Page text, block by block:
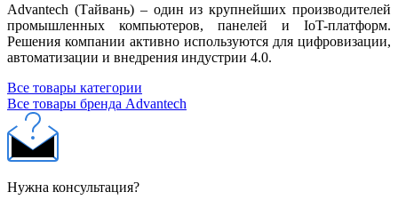
Advantech (Тайвань) – один из крупнейших производителей
промышленных компьютеров, панелей и IoT-платформ.
Решения компании активно используются для цифровизации,
автоматизации и внедрения индустрии 4.0.
Все товары категории
Все товары бренда Advantech
Нужна консультация?